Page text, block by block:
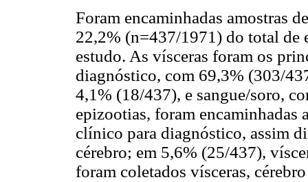
Foram encaminhadas amostras
22,2% (n=437/1971) do total de
estudo. As vísceras foram os
diagnóstico, com 69,3% (303/
4,1% (18/437), e sangue/soro,
epizootias, foram encaminhadas
clínico para diagnóstico, assim
cérebro; em 5,6% (25/437),
foram coletados vísceras,